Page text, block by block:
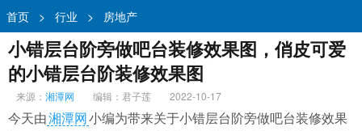
首页 > 行业 > 房地产
小错层台阶旁做吧台装修效果图，俏皮可爱
的小错层台阶装修效果图
来源： 湘潭网 编辑：君子莲
2022-10-17
今天由湘潭网 小编为带来关于小错层台阶旁做吧台装修效果